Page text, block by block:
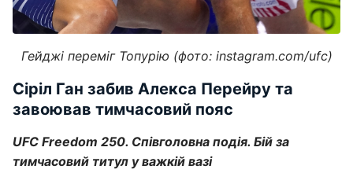
Гейджі переміг Топурію (фото: instagram.com/ufc)
Сіріл Ган забив Алекса Перейру та
завоював тимчасовий пояс
UFC Freedom 250. Співголовна подія. Бій за
тимчасовий титул у важкій вазі